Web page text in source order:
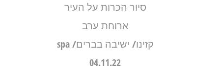
סיור הכרות על העיר
ארוחת ערב
קזינו/ ישיבה בברים/ spa
04.11.22